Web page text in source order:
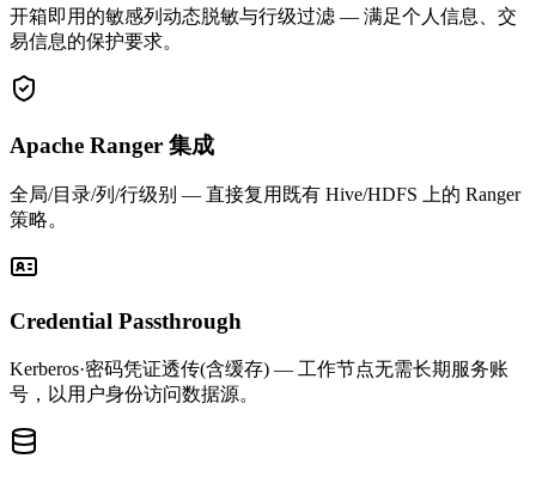
开箱即用的敏感列动态脱敏与行级过滤 — 满足个人信息、交
易信息的保护要求。
Apache Ranger 集成
全局/目录/列/行级别 — 直接复用既有 Hive/HDFS 上的 Ranger
策略。
Credential Passthrough
Kerberos·密码凭证透传(含缓存) — 工作节点无需长期服务账
号，以用户身份访问数据源。